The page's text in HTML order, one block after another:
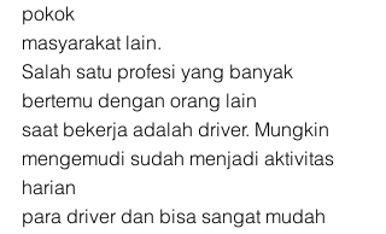
pokok
masyarakat lain.
Salah satu profesi yang banyak
bertemu dengan orang lain
saat bekerja adalah driver. Mungkin
mengemudi sudah menjadi aktivitas
harian
para driver dan bisa sangat mudah